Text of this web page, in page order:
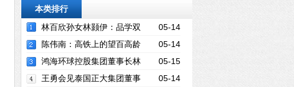
本类排行
05-14
林百欣孙女林颢伊：品学双
优 创出人生事业 05-14
陈伟南：高铁上的望百高龄
客 05-15
鸿海环球控股集团董事长林
振洪 05-14
王勇会见泰国正大集团董事